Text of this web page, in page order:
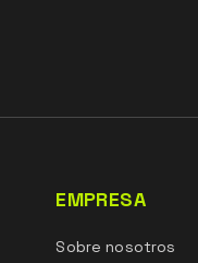
EMPRESA
Sobre nosotros